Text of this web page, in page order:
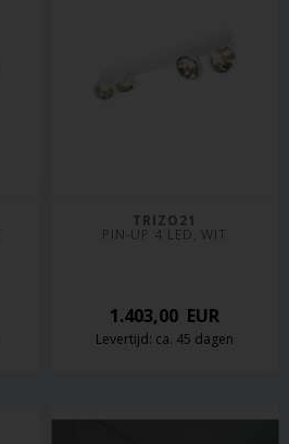
TRIZO21
PIN-UP 4 LED, WIT
1.403,00 EUR
Levertijd: ca. 45 dagen